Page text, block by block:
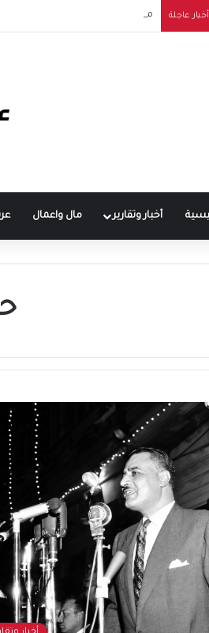
أخبار عاجلة مدارس جوليوناتا المصرية الإيطالية للتكنولوجيا التطبيقية
أخبار وتقارير مال واعمال